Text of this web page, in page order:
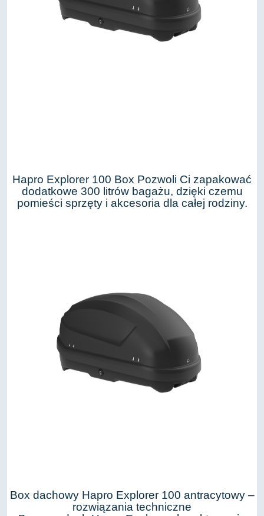
Hapro Explorer 100 Box Pozwoli Ci zapakować
dodatkowe 300 litrów bagażu, dzięki czemu
pomieści sprzęty i akcesoria dla całej rodziny.
Box dachowy Hapro Explorer 100 antracytowy –
rozwiązania techniczne